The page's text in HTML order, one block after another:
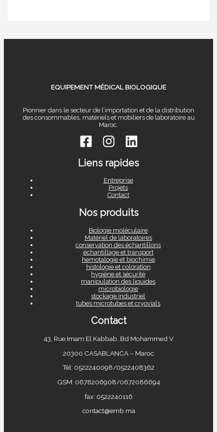
EQUIPEMENT MÉDICAL BIOLOGIQUE
Pionnier dans le secteur de l’importation et de la distribution
des consommables, matériels et mobiliers de laboratoire au
Maroc.
Liens rapides
Entreprise
Projets
Contact
Nos produits
Biologie moléculaire
Matériel de laboratoires
conservation des échantillons
échantillage et transport
hemotalogie et biochimie
histologie et coloration
hygiène et sécurité
manipulation des liquides
microbiologie
stockage industriel
tubes microtubes et cryovials
Contact
43, Rue Imam El Kabbab, Bd Mohammed V
20300 CASABLANCA – Maroc
Tél: 0522240098/0522408362
GSM: 0678206908/0672086694
fax: 0522240116
contact@emb.ma